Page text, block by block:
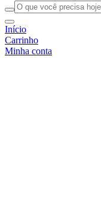
Início
Carrinho
Minha conta